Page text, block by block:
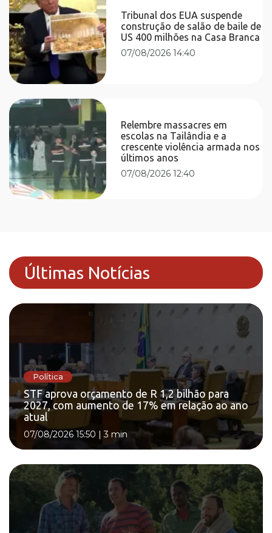
Tribunal dos EUA suspende
construção de salão de baile de
US 400 milhões na Casa Branca
07/08/2026 14:40
Relembre massacres em
escolas na Tailândia e a
crescente violência armada nos
últimos anos
07/08/2026 12:40
Últimas Notícias
Política
STF aprova orçamento de R 1,2 bilhão para
2027, com aumento de 17% em relação ao ano
atual
07/08/2026 15:50 |3 min